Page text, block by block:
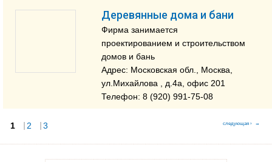
Деревянные дома и бани
Фирма занимается
проектированием и строительством
домов и бань
Адрес: Московская обл., Москва,
ул.Михайлова , д.4a, офис 201
Телефон: 8 (920) 991-75-08
Страницы
1 2 3 следующая ›